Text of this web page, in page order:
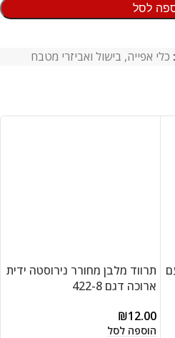
לסל
כלי אפייה, בישול ואביזרי מטבח
תרווד מלבן מחורר נירוסטה ידית
ארוכה דגם 422-8
₪12.00
הוספה לסל